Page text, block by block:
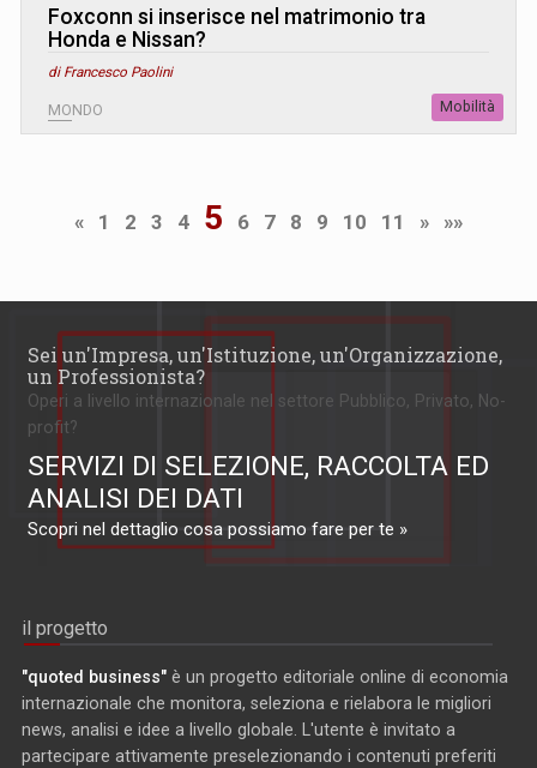
Foxconn si inserisce nel matrimonio tra
Honda e Nissan?
di Francesco Paolini
MONDO Mobilità
« 1 2 3 4 5 6 7 8 9 10 11 » »»
Sei un'Impresa, un'Istituzione, un'Organizzazione,
un Professionista?
Operi a livello internazionale nel settore Pubblico, Privato, No-
profit?
SERVIZI DI SELEZIONE, RACCOLTA ED
ANALISI DEI DATI
Scopri nel dettaglio cosa possiamo fare per te »
il progetto
"quoted business" è un progetto editoriale online di economia
internazionale che monitora, seleziona e rielabora le migliori
news, analisi e idee a livello globale. L'utente è invitato a
partecipare attivamente preselezionando i contenuti preferiti